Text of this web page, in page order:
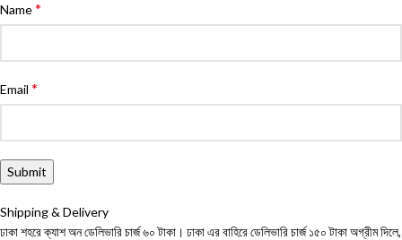
Name*
Email *
Shipping & Delivery
ঢাকা শহরে ক্যাশ অন ডেলিভারি চার্জ ৬০ টাকা। ঢাকা এর বাহিরে ডেলিভারি চার্জ ১৫০ টাকা অগ্রীম দিলে,